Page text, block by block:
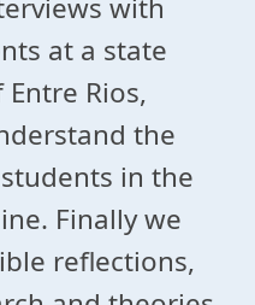
with
at a state
Rios,
the
in the
Finally we
reflections,